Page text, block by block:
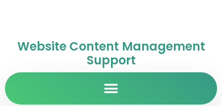
Website Content Management
Support